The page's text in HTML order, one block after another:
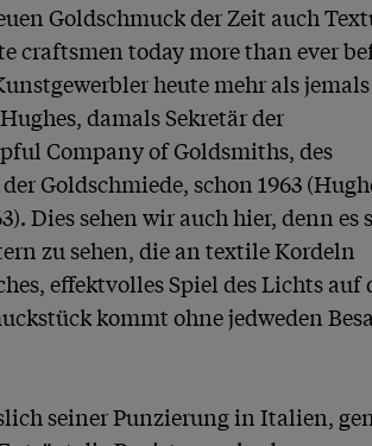
Goldschmuck der Zeit auch
craftsmen today more than ever
heute mehr als jemals
damals Sekretär der
Company of Goldsmiths, des
Goldschmiede, schon 1963
Dies sehen wir auch hier, denn es
zu sehen, die an textile Kordeln
effektvolles Spiel des Lichts auf
kommt ohne jedweden
seiner Punzierung in Italien,